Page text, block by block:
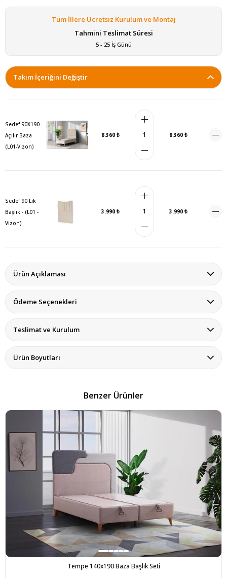
Tüm İllere Ücretsiz Kurulum ve Montaj
Tahmini Teslimat Süresi
5 - 25 İş Günü
Takım İçeriğini Değiştir
Sedef 90X190
Açılır Baza
(L01-Vizon)
8.360 ₺ 8.360 ₺
Sedef 90 Lık
Başlık - (L01 -
Vizon)
3.990 ₺ 3.990 ₺
Ürün Açıklaması
Ödeme Seçenekleri
Teslimat ve Kurulum
Ürün Boyutları
Benzer Ürünler
Tempe 140x190 Baza Başlık Seti